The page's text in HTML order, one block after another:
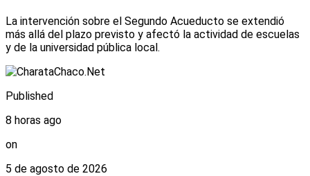
La intervención sobre el Segundo Acueducto se extendió
más allá del plazo previsto y afectó la actividad de escuelas
y de la universidad pública local.
Published
8 horas ago
on
5 de agosto de 2026